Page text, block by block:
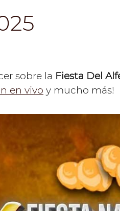
sobre la Fiesta Del
en vivo y mucho más!